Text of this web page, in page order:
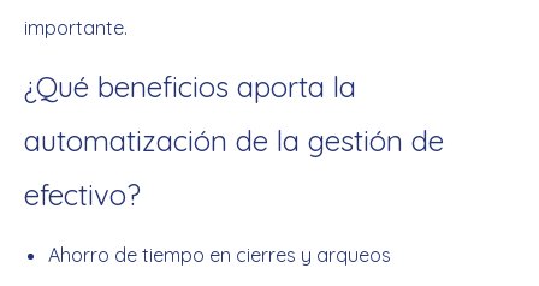
importante.
¿Qué beneficios aporta la
automatización de la gestión de
efectivo?
Ahorro de tiempo en cierres y arqueos